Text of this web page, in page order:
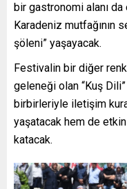
bir gastronomi alanı da
Karadeniz mutfağının
şöleni” yaşayacak.
Festivalin bir diğer
geleneği olan “Kuş
birbirleriyle iletişim
yaşatacak hem de
katacak.